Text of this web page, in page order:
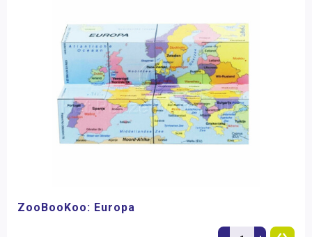
ZooBooKoo: Europa